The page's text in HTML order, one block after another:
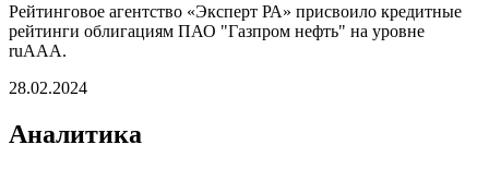
Рейтинговое агентство «Эксперт РА» присвоило кредитные
рейтинги облигациям ПАО "Газпром нефть" на уровне
ruAAA.
28.02.2024
Аналитика